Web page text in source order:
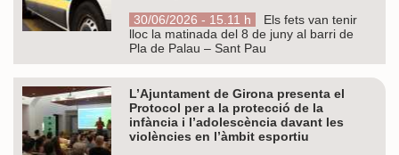
30/06/2026 - 15.11 h
Els fets van tenir
lloc la matinada del 8 de juny al barri de
Pla de Palau – Sant Pau
L’Ajuntament de Girona presenta el
Protocol per a la protecció de la
infància i l’adolescència davant les
violències en l’àmbit esportiu